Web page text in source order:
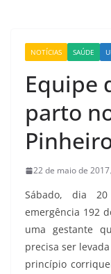
NOTÍCIAS SAÚDE
Equipe
parto
22 de maio de 2017
Sábado, dia
emergência 192
uma gestante
precisa ser
princípio